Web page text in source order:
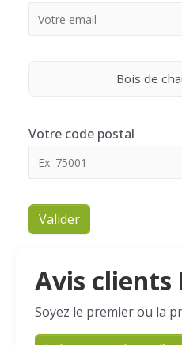
Bois de
Votre code postal
Valider
Avis clients
Soyez le premier ou la